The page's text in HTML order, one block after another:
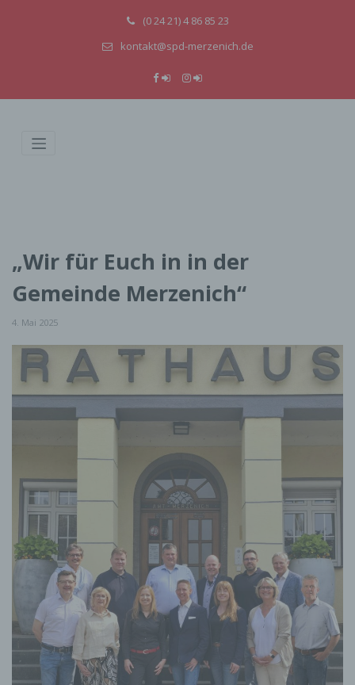
(0 24 21) 4 86 85 23
kontakt@spd-merzenich.de
„Wir für Euch in in der
Gemeinde Merzenich“
4. Mai 2025